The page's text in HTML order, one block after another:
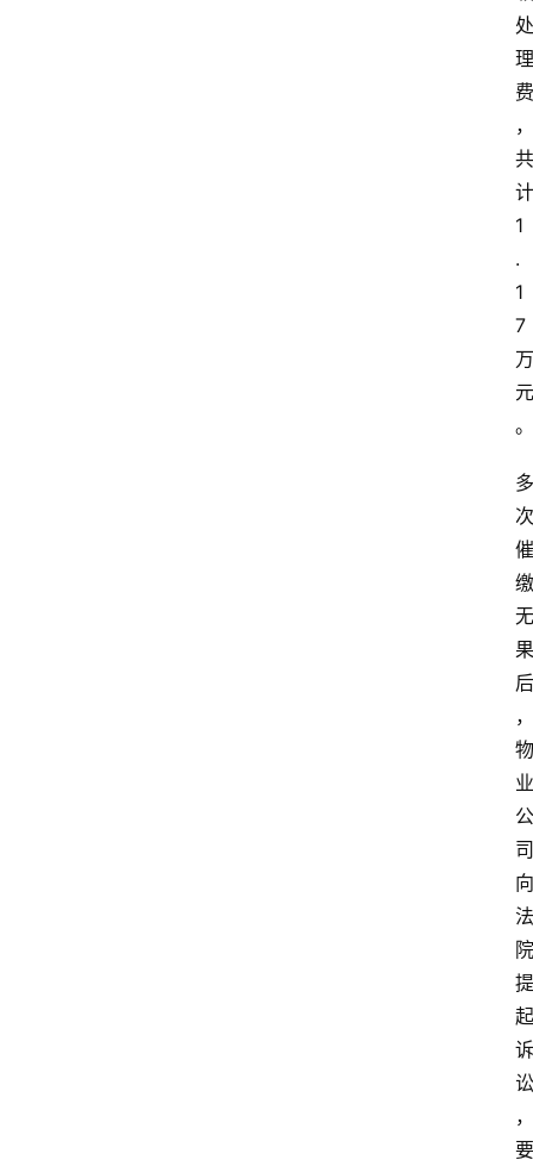
处
理
费
，
共
计
1
.
1
7
万
元
。
多
次
催
缴
无
果
后
，
物
业
公
司
向
法
院
提
起
诉
讼
，
要